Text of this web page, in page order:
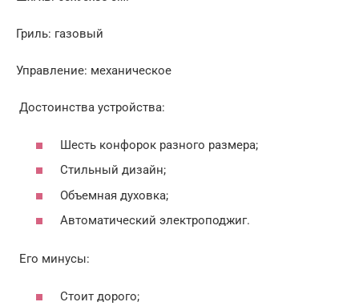
Гриль: газовый
Управление: механическое
Достоинства устройства:
Шесть конфорок разного размера;
Стильный дизайн;
Объемная духовка;
Автоматический электроподжиг.
Его минусы:
Стоит дорого;